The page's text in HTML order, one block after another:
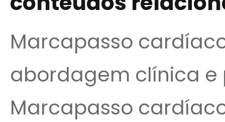
Marcapasso
abordagem clínica
Marcapasso